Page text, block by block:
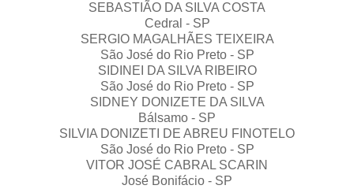
SEBASTIÃO DA SILVA COSTA
Cedral - SP
SERGIO MAGALHÃES TEIXEIRA
São José do Rio Preto - SP
SIDINEI DA SILVA RIBEIRO
São José do Rio Preto - SP
SIDNEY DONIZETE DA SILVA
Bálsamo - SP
SILVIA DONIZETI DE ABREU FINOTELO
São José do Rio Preto - SP
VITOR JOSÉ CABRAL SCARIN
José Bonifácio - SP